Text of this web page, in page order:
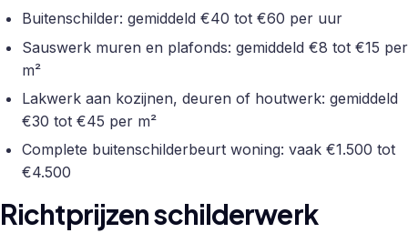
Buitenschilder: gemiddeld €40 tot €60 per uur
Sauswerk muren en plafonds: gemiddeld €8 tot €15 per
m²
Lakwerk aan kozijnen, deuren of houtwerk: gemiddeld
€30 tot €45 per m²
Complete buitenschilderbeurt woning: vaak €1.500 tot
€4.500
Richtprijzen schilderwerk